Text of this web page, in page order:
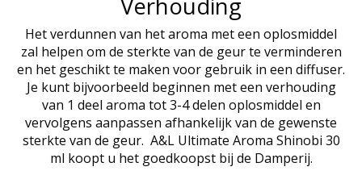
Het verdunnen van het aroma met een oplosmiddel
zal helpen om de sterkte van de geur te verminderen
en het geschikt te maken voor gebruik in een diffuser.
Je kunt bijvoorbeeld beginnen met een verhouding
van 1 deel aroma tot 3-4 delen oplosmiddel en
vervolgens aanpassen afhankelijk van de gewenste
sterkte van de geur. A&L Ultimate Aroma Shinobi 30
ml koopt u het goedkoopst bij de Damperij.